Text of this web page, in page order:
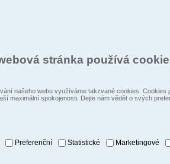
stránka používá
našeho webu využíváme takzvané cookies.
maximální spokojenosti. Dejte nám vědět o svých
Preferenční Statistické Marketingové